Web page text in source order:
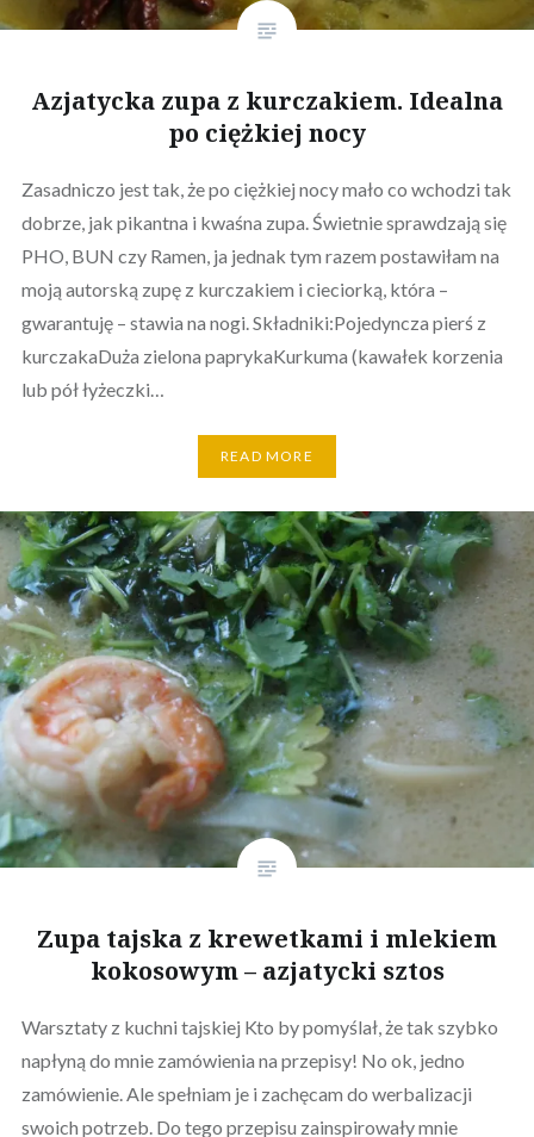
Azjatycka zupa z kurczakiem. Idealna
po ciężkiej nocy
Zasadniczo jest tak, że po ciężkiej nocy mało co wchodzi tak
dobrze, jak pikantna i kwaśna zupa. Świetnie sprawdzają się
PHO, BUN czy Ramen, ja jednak tym razem postawiłam na
moją autorską zupę z kurczakiem i cieciorką, która –
gwarantuję – stawia na nogi. Składniki:Pojedyncza pierś z
kurczakaDuża zielona paprykaKurkuma (kawałek korzenia
lub pół łyżeczki…
READ MORE
Zupa tajska z krewetkami i mlekiem
kokosowym – azjatycki sztos
Warsztaty z kuchni tajskiej Kto by pomyślał, że tak szybko
napłyną do mnie zamówienia na przepisy! No ok, jedno
zamówienie. Ale spełniam je i zachęcam do werbalizacji
swoich potrzeb. Do tego przepisu zainspirowały mnie